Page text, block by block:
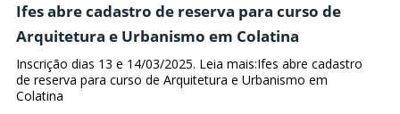
Ifes abre cadastro de reserva para curso de
Arquitetura e Urbanismo em Colatina
Inscrição dias 13 e 14/03/2025. Leia mais:Ifes abre cadastro
de reserva para curso de Arquitetura e Urbanismo em
Colatina